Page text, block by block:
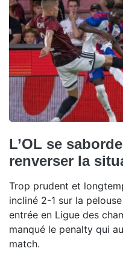
L’OL se
renverser la
Trop prudent et
incliné 2-1 sur la
entrée en Ligue des
manqué le penalty qui
match.